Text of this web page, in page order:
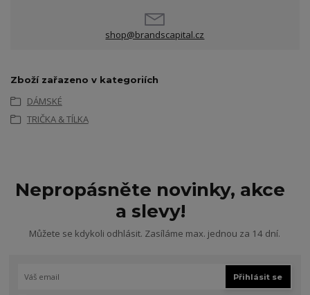
shop@brandscapital.cz
Zboží zařazeno v kategoriích
DÁMSKÉ
TRIČKA & TÍLKA
Nepropásněte novinky, akce
a slevy!
Můžete se kdykoli odhlásit. Zasíláme max. jednou za 14 dní.
Přihlásit se